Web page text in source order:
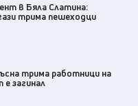
в Бяла Слатина:
трима пешеходци
трима работници на
загинал